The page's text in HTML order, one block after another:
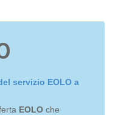
servizio EOLO a
EOLO che